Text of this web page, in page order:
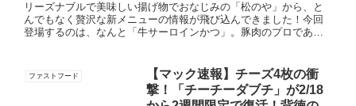
リーズナブルで美味しい揚げ物でおなじみの「松のや」から、と
んでもなく贅沢な新メニューの情報が飛び込んできました！今回
登場するのは、なんと「牛サーロインかつ」。豚肉のプロである
ファストフード
【マック速報】チーズ4枚の衝
撃！「チーチーダブチ」が2/18